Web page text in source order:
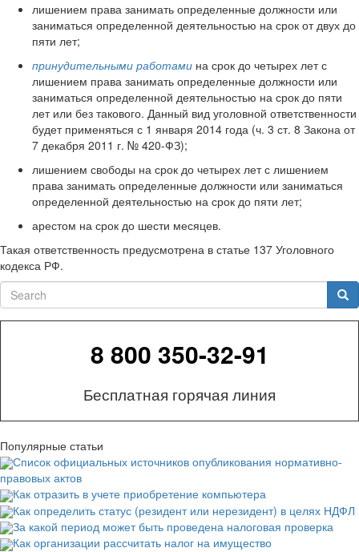
лишением права занимать определенные должности или
заниматься определенной деятельностью на срок от двух до
пяти лет;
принудительными работами на срок до четырех лет с
лишением права занимать определенные должности или
заниматься определенной деятельностью на срок до пяти
лет или без такового. Данный вид уголовной ответственности
будет применяться с 1 января 2014 года (ч. 3 ст. 8 Закона от
7 декабря 2011 г. № 420-ФЗ);
лишением свободы на срок до четырех лет с лишением
права занимать определенные должности или заниматься
определенной деятельностью на срок до пяти лет;
арестом на срок до шести месяцев.
Такая ответственность предусмотрена в статье 137 Уголовного
кодекса РФ.
Search
8 800 350-32-91
Бесплатная горячая линия
Популярные статьи
Список официальных источников опубликования нормативно-
правовых актов
Как отразить в учете приобретение компьютера
Как определить статус (резидент или нерезидент) в целях НДФЛ
За какой период может быть проведена налоговая проверка
Как организации рассчитать налог на имущество